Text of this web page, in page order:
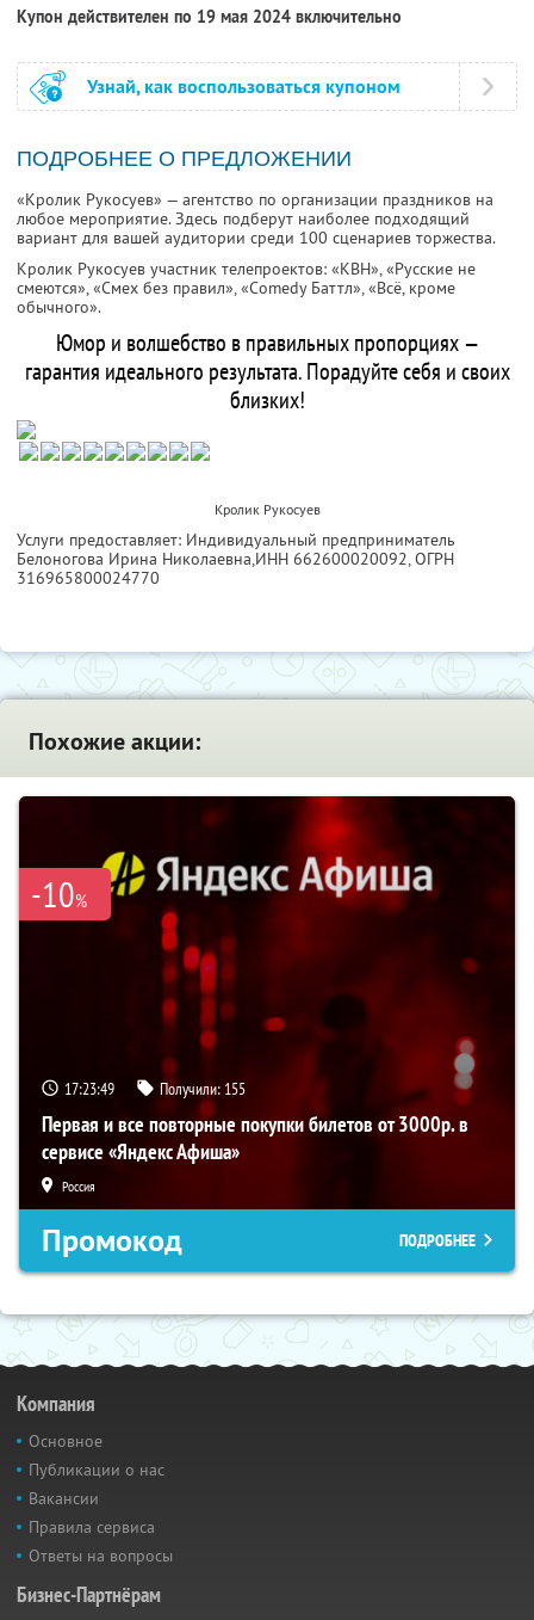
Купон действителен по 19 мая 2024 включительно
Узнай, как воспользоваться купоном
ПОДРОБНЕЕ О ПРЕДЛОЖЕНИИ
«Кролик Рукосуев» — агентство по организации праздников на
любое мероприятие. Здесь подберут наиболее подходящий
вариант для вашей аудитории среди 100 сценариев торжества.
Кролик Рукосуев участник телепроектов: «КВН», «Русские не
смеются», «Смех без правил», «Comedy Баттл», «Всё, кроме
обычного».
Юмор и волшебство в правильных пропорциях —
гарантия идеального результата. Порадуйте себя и своих
близких!
Кролик Рукосуев
Услуги предоставляет: Индивидуальный предприниматель
Белоногова Ирина Николаевна,ИНН 662600020092, ОГРН
316965800024770
Похожие акции:
-10%
17:23:48 Получили: 155
Первая и все повторные покупки билетов от 3000р. в
сервисе «Яндекс Афиша»
Россия
Промокод ПОДРОБНЕЕ
Компания
Основное
Публикации о нас
Вакансии
Правила сервиса
Ответы на вопросы
Бизнес-Партнёрам